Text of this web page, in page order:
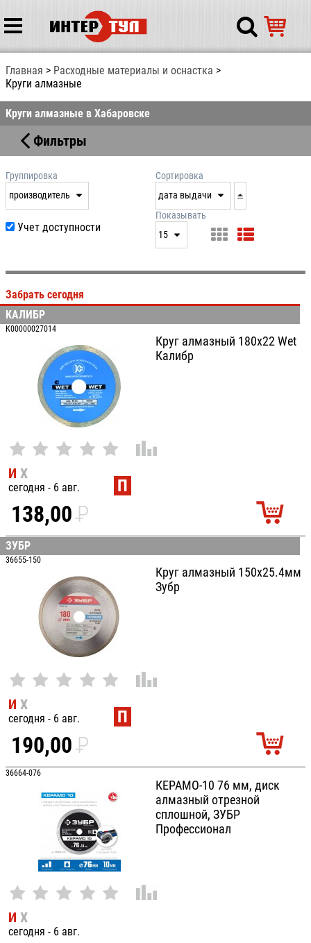
Главная
Расходные материалы и оснастка
Круги алмазные
Круги алмазные в Хабаровске
Фильтры
Группировка
производитель
производитель
Сортировка
дата выдачи
дата выдачи
цена
Учет доступности
Показывать
15
25
Забрать сегодня
КАЛИБР
К00000027014
Круг алмазный 180x22 Wet
Калибр
И Х
сегодня - 6 авг. П
138,00P
УБ.
ЗУБР
36655-150
Круг алмазный 150х25.4мм
Зубр
И Х
сегодня - 6 авг. П
190,00P
УБ.
36664-076
КЕРАМО-10 76 мм, диск
алмазный отрезной
сплошной, ЗУБР
Профессионал
И Х
сегодня - 6 авг.